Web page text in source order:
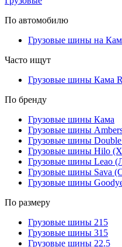
По автомобилю
Грузовые шины на
Часто ищут
Грузовые шины Кама
По бренду
Грузовые шины Кама
Грузовые шины
Грузовые шины
Грузовые шины Hilo
Грузовые шины Leao
Грузовые шины Sava
Грузовые шины
По размеру
Грузовые шины 215
Грузовые шины 315
Грузовые шины 22.5